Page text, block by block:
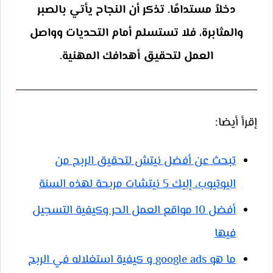
دخلاً مستدامًا. تذكر أن النجاح يأتي بالصبر
والمثابرة، فلا تستسلم أمام التحديات وواصل
العمل لتحقيق أهدافك المهنية.
إقرأ أيضا:
تبحث عن أفضل نيتش لتحقيق الربح من
اليوتيوب، إليك 5 نيتشات مربحة لهذه السنة
أفضل 10 مواقع العمل الحر وكيفية التسجيل
فيها
ما هو google ads و كيفية استغلاله في الربح